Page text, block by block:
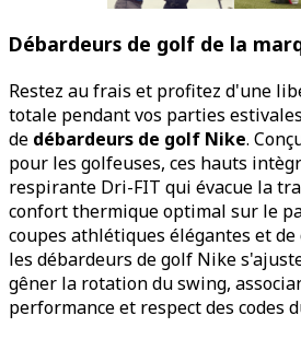
Débardeurs de golf de la
Restez au frais et profitez d'une
totale pendant vos parties
de débardeurs de golf Nike.
pour les golfeuses, ces hauts
respirante Dri-FIT qui évacue la
confort thermique optimal sur le
coupes athlétiques élégantes et
les débardeurs de golf Nike
gêner la rotation du swing,
performance et respect des codes